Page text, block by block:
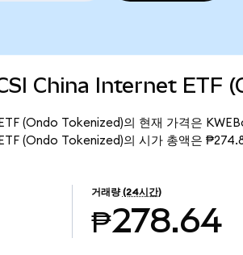
China Internet ETF
(Ondo Tokenized)의 현재 가격은
(Ondo Tokenized)의 시가 총액은
거래량 (24시간)
₱278.64